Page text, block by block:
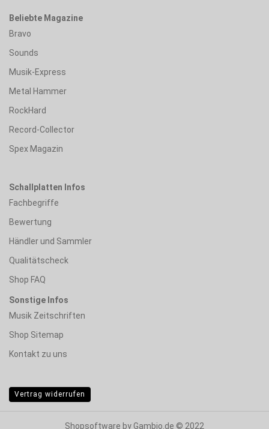
Beliebte Magazine
Bravo
Sounds
Musik-Express
Metal Hammer
RockHard
Record-Collector
Spex Magazin
Schallplatten Infos
Fachbegriffe
Bewertung
Händler und Sammler
Qualitätscheck
Shop FAQ
Sonstige Infos
Musik Zeitschriften
Shop Sitemap
Kontakt zu uns
Vertrag widerrufen
Shopsoftware by Gambio.de © 2022